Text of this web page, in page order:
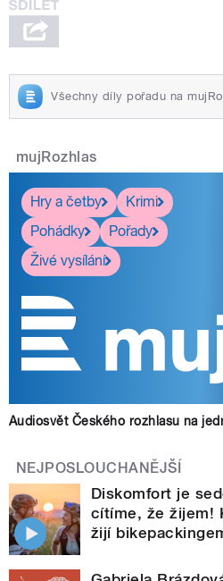
Všechny díly pořadu na
mujRozhlas
Hry a četby
Krimi
Pohádky
Pořady
Živé vysílání
Audiosvět Českého rozhlasu na
NEJPOSLOUCHANĚJŠÍ
Diskomfort je
cítíme, že žijem!
žijí